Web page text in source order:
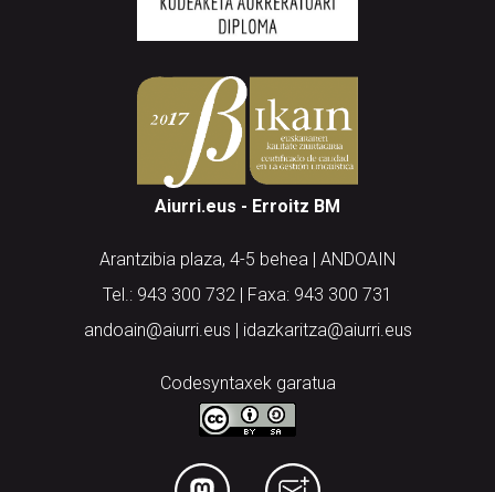
Aiurri.eus - Erroitz BM
Arantzibia plaza, 4-5 behea | ANDOAIN
Tel.: 943 300 732 | Faxa: 943 300 731
andoain@aiurri.eus | idazkaritza@aiurri.eus
Codesyntaxek garatua